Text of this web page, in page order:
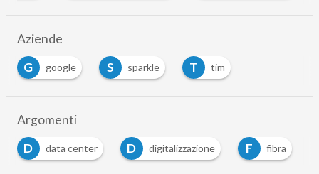
Aziende
G
google S sparkle T tim
Argomenti
D
data center D digitalizzazione F fibra